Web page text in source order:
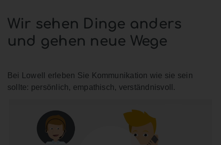
Wir sehen Dinge anders
und gehen neue Wege
Bei Lowell erleben Sie Kommunikation wie sie sein
sollte: persönlich, empathisch, verständnisvoll.